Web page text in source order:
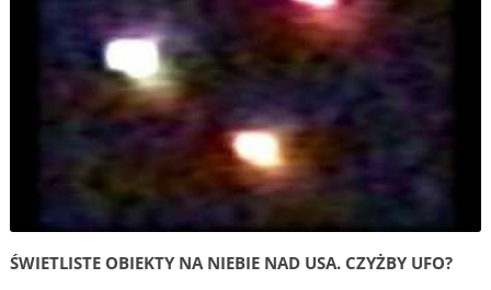
ŚWIETLISTE OBIEKTY NA NIEBIE NAD USA. CZYŻBY UFO?